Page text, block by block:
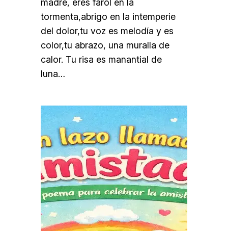
madre, eres farol en la
tormenta,abrigo en la intemperie
del dolor,tu voz es melodía y es
color,tu abrazo, una muralla de
calor. Tu risa es manantial de
luna…